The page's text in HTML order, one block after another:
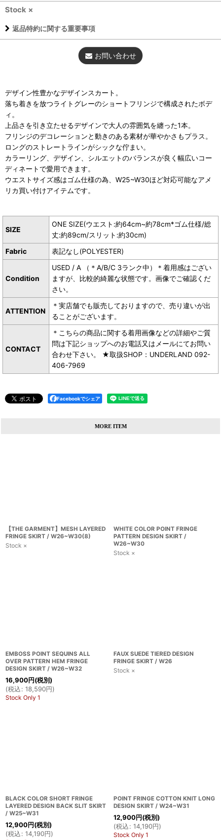
Stock ×
返品特約に関する重要事項
お問い合わせ
デザイン性豊かなデザインスカート。
落ち着きを放つライトグレーのショートフリンジで構成されたボデ
ィ。
上品さを引き立たせるデザインで大人の雰囲気を纏った1本。
フリンジのデコレーションと動きのある素材が華やかさもプラス。
ロングのストレートラインがシックな佇まい。
カラーリング、デザイン、シルエットのバランスが良く幅広いコー
ディネートで愛用できます。
ウエストサイズ感はゴム仕様の為、W25~W30ほど対応可能なアメ
リカ買い付けアイテムです。
SIZE
ONE SIZE(ウエスト:約64cm~約78cm*ゴム仕様/総
丈:約89cm/スリット:約30cm)
Fabric
表記なし(POLYESTER)
Condition
USED / A （＊A/B/C 3ランク中）＊着用感はござい
ますが、比較的綺麗な状態です。画像でご確認くだ
さい。
ATTENTION
＊実店舗でも販売しておりますので、売り違いが出
ることがございます。
CONTACT
＊こちらの商品に関する着用画像などの詳細やご質
問は下記ショップへのお電話又はメールにてお問い
合わせ下さい。 ★取扱SHOP：UNDERLAND 092-
406-7969
Facebookでシェア
MORE ITEM
【THE GARMENT】MESH LAYERED
FRINGE SKIRT / W26~W30(8)
Stock ×
WHITE COLOR POINT FRINGE
PATTERN DESIGN SKIRT /
W26~W30
Stock ×
EMBOSS POINT SEQUINS ALL
OVER PATTERN HEM FRINGE
DESIGN SKIRT / W26~W32
16,900円(税別)
(税込: 18,590円)
Stock Only 1
FAUX SUEDE TIERED DESIGN
FRINGE SKIRT / W26
Stock ×
BLACK COLOR SHORT FRINGE
LAYERED DESIGN BACK SLIT SKIRT
/ W25~W31
12,900円(税別)
(税込: 14,190円)
POINT FRINGE COTTON KNIT LONG
DESIGN SKIRT / W24~W31
12,900円(税別)
(税込: 14,190円)
Stock Only 1